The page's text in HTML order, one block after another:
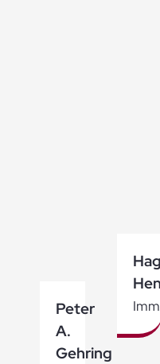
Peter
A.
Gehring